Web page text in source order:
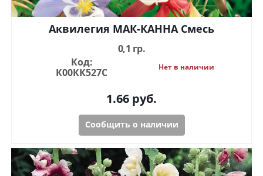
Аквилегия МАК-КАННА Смесь
0,1 гр.
Код:
К00КК527С
Нет в наличии
1.66 руб.
Сообщить о наличии